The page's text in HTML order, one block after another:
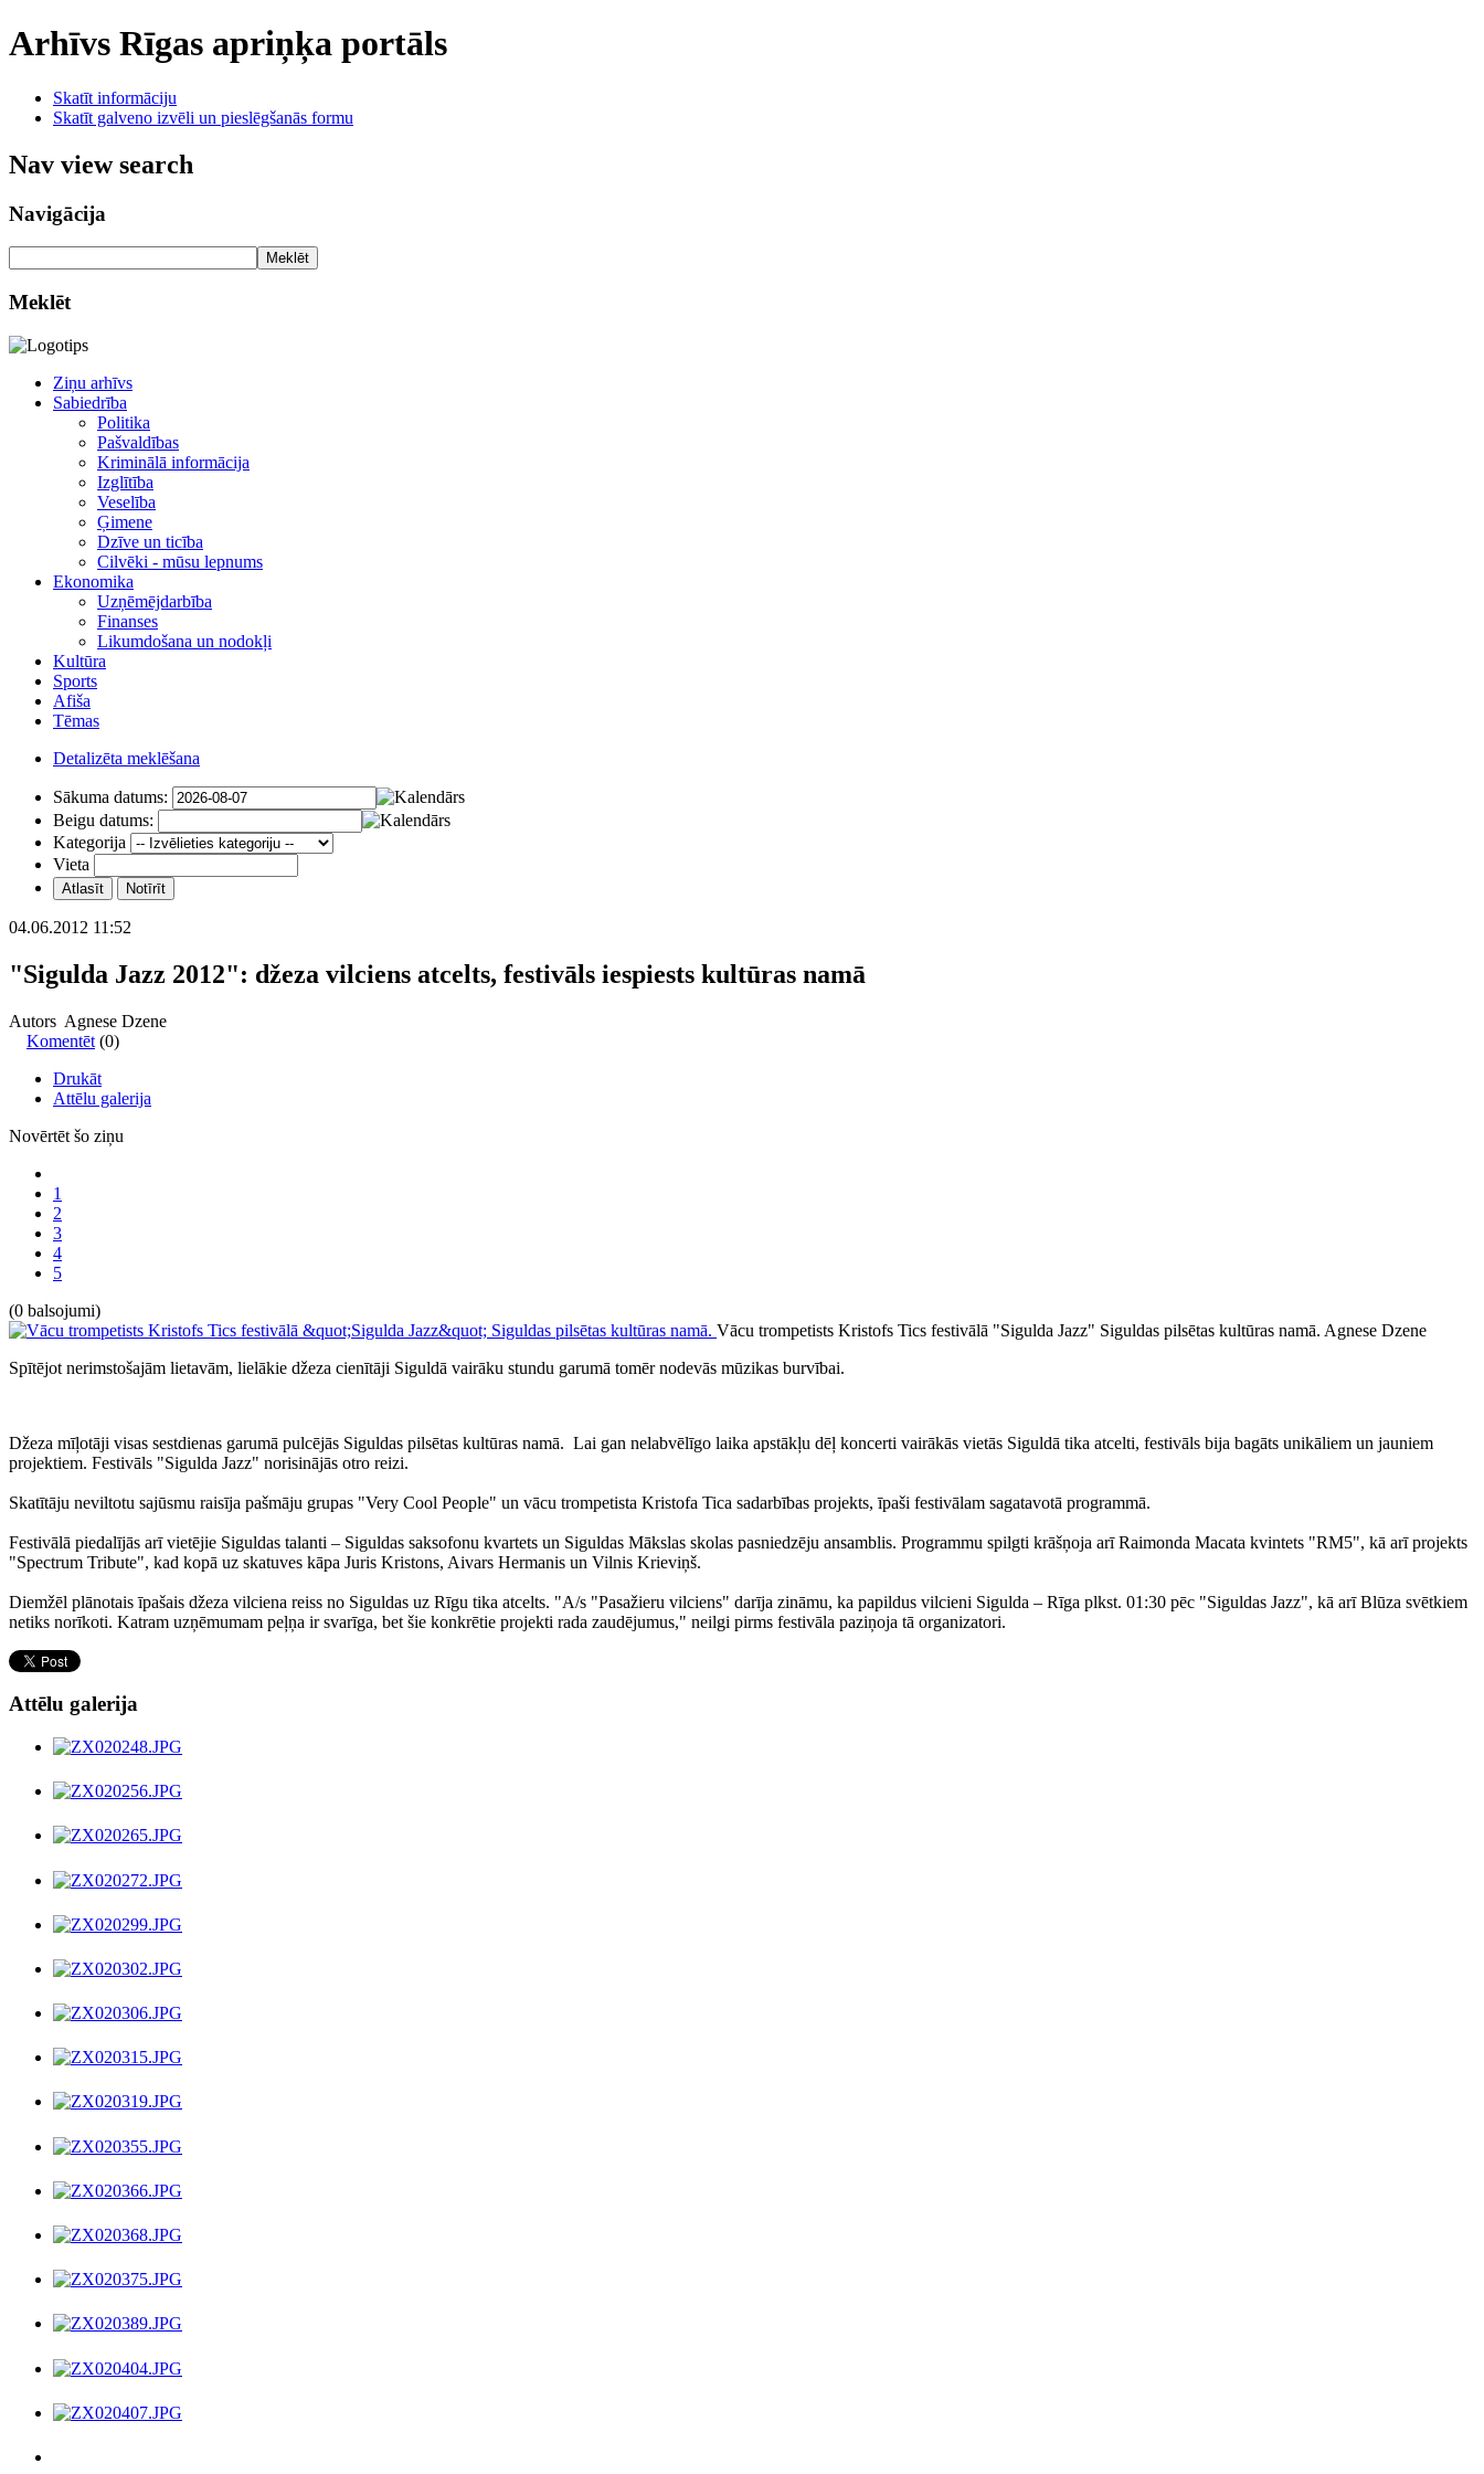
Arhīvs Rīgas apriņķa portāls
Skatīt informāciju
Skatīt galveno izvēli un pieslēgšanās formu
Nav view search
Navigācija
Meklēt
Meklēt
Ziņu arhīvs
Sabiedrība
Politika
Pašvaldības
Kriminālā informācija
Izglītība
Veselība
Ģimene
Dzīve un ticība
Cilvēki - mūsu lepnums
Ekonomika
Uzņēmējdarbība
Finanses
Likumdošana un nodokļi
Kultūra
Sports
Afiša
Tēmas
Detalizēta meklēšana
Sākuma datums:
Beigu datums:
Kategorija
Vieta
04.06.2012 11:52
"Sigulda Jazz 2012": džeza vilciens atcelts, festivāls iespiests kultūras namā
Autors Agnese Dzene
Komentēt (0)
Drukāt
Attēlu galerija
Novērtēt šo ziņu
1
2
3
4
5
(0 balsojumi)
Vācu trompetists Kristofs Tics festivālā "Sigulda Jazz" Siguldas pilsētas kultūras namā. Agnese Dzene
Spītējot nerimstošajām lietavām, lielākie džeza cienītāji Siguldā vairāku stundu garumā tomēr nodevās mūzikas burvībai.
Džeza mīļotāji visas sestdienas garumā pulcējās Siguldas pilsētas kultūras namā. Lai gan nelabvēlīgo laika apstākļu dēļ koncerti vairākās vietās Siguldā tika atcelti, festivāls bija bagāts unikāliem un jauniem
projektiem. Festivāls "Sigulda Jazz" norisinājās otro reizi.
Skatītāju neviltotu sajūsmu raisīja pašmāju grupas "Very Cool People" un vācu trompetista Kristofa Tica sadarbības projekts, īpaši festivālam sagatavotā programmā.
Festivālā piedalījās arī vietējie Siguldas talanti – Siguldas saksofonu kvartets un Siguldas Mākslas skolas pasniedzēju ansamblis. Programmu spilgti krāšņoja arī Raimonda Macata kvintets "RM5", kā arī projekts
"Spectrum Tribute", kad kopā uz skatuves kāpa Juris Kristons, Aivars Hermanis un Vilnis Krieviņš.
Diemžēl plānotais īpašais džeza vilciena reiss no Siguldas uz Rīgu tika atcelts. "A/s "Pasažieru vilciens" darīja zināmu, ka papildus vilcieni Sigulda – Rīga plkst. 01:30 pēc "Siguldas Jazz", kā arī Blūza svētkiem
netiks norīkoti. Katram uzņēmumam peļņa ir svarīga, bet šie konkrētie projekti rada zaudējumus," neilgi pirms festivāla paziņoja tā organizatori.
Attēlu galerija